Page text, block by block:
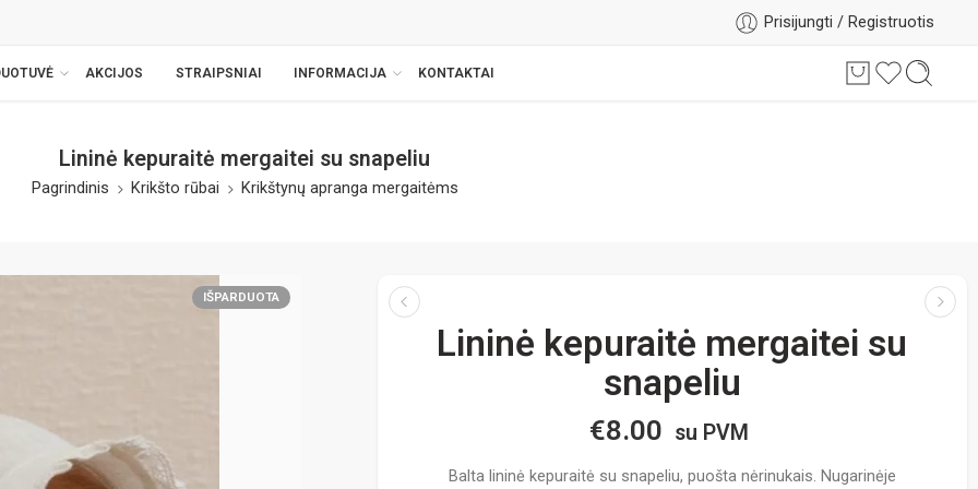
Prisijungti / Registruotis
AKCIJOS STRAIPSNIAI INFORMACIJA KONTAKTAI
Lininė kepuraitė mergaitei su snapeliu
Pagrindinis Krikšto rūbai Krikštynų apranga mergaitėms
IŠPARDUOTA
Lininė kepuraitė mergaitei su
snapeliu
€8.00 su PVM
Balta lininė kepuraitė su snapeliu, puošta nėrinukais. Nugarinėje